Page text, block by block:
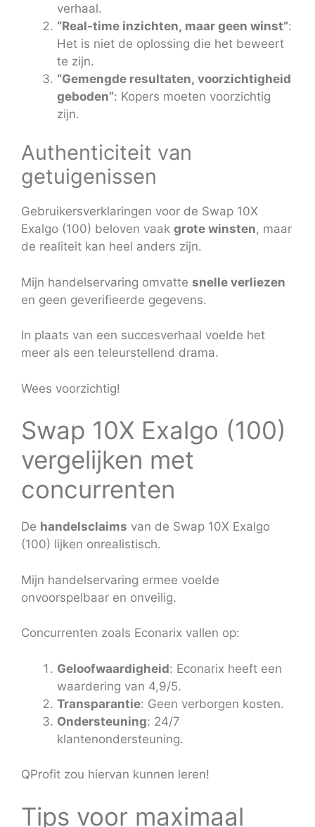
verhaal.
“Real-time inzichten, maar geen winst”:
Het is niet de oplossing die het beweert
te zijn.
“Gemengde resultaten, voorzichtigheid
geboden”: Kopers moeten voorzichtig
zijn.
Authenticiteit van
getuigenissen
Gebruikersverklaringen voor de Swap 10X
Exalgo (100) beloven vaak grote winsten, maar
de realiteit kan heel anders zijn.
Mijn handelservaring omvatte snelle verliezen
en geen geverifieerde gegevens.
In plaats van een succesverhaal voelde het
meer als een teleurstellend drama.
Wees voorzichtig!
Swap 10X Exalgo (100)
vergelijken met
concurrenten
De handelsclaims van de Swap 10X Exalgo
(100) lijken onrealistisch.
Mijn handelservaring ermee voelde
onvoorspelbaar en onveilig.
Concurrenten zoals Econarix vallen op:
Geloofwaardigheid: Econarix heeft een
waardering van 4,9/5.
Transparantie: Geen verborgen kosten.
Ondersteuning: 24/7
klantenondersteuning.
QProfit zou hiervan kunnen leren!
Tips voor maximaal